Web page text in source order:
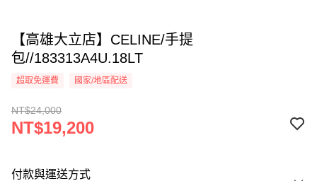
【高雄大立店】CELINE/手提
包//183313A4U.18LT
超取免運費 國家/地區配送
NT$24,000
NT$19,200
付款與運送方式